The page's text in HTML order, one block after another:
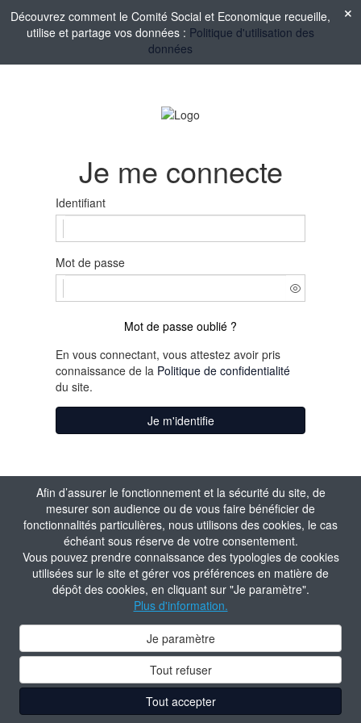
Afin d’assurer le fonctionnement et la sécurité du site, de
mesurer son audience ou de vous faire bénéficier de
fonctionnalités particulières, nous utilisons des cookies, le cas
échéant sous réserve de votre consentement.
Vous pouvez prendre connaissance des typologies de cookies
utilisées sur le site et gérer vos préférences en matière de
dépôt des cookies, en cliquant sur "Je paramètre".
Plus d'information.
Je paramètre
Tout refuser
Tout accepter
Découvrez comment le Comité Social et Economique recueille,
utilise et partage vos données : Politique d'utilisation des
données
Je me connecte
Identifiant
Mot de passe
Mot de passe oublié ?
En vous connectant, vous attestez avoir pris
connaissance de la Politique de confidentialité
du site.
Je m'identifie